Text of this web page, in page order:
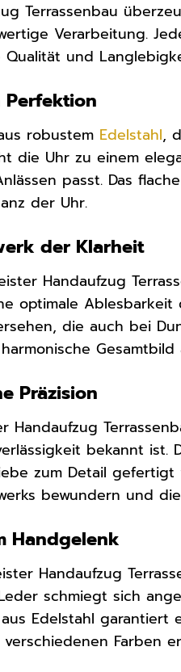
Terrassenbau
Verarbeitung.
und
Perfektion
robustem Edelstahl,
die Uhr zu einem
passt. Das
der Uhr.
der Klarheit
Handaufzug
optimale
die auch bei
Gesamtbild
Präzision
Handaufzug
bekannt ist.
zum Detail
bewundern und
Handgelenk
Handaufzug
schmiegt sich
Edelstahl
Farben